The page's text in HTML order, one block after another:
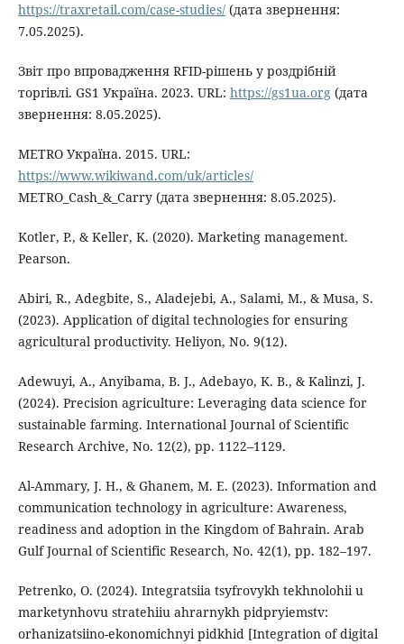
https://traxretail.com/case-studies/(дата звернення:
7.05.2025).
Звіт про впровадження RFID-рішень у роздрібній
торгівлі. GS1 Україна. 2023. URL: https://gs1ua.org(дата
звернення: 8.05.2025).
METRO Україна. 2015. URL:
https://www.wikiwand.com/uk/articles/
METRO_Cash_&_Carry (дата звернення: 8.05.2025).
Kotler, P., & Keller, K. (2020). Marketing management.
Pearson.
Abiri, R., Adegbite, S., Aladejebi, A., Salami, M., & Musa, S.
(2023). Application of digital technologies for ensuring
agricultural productivity. Heliyon, No. 9(12).
Adewuyi, A., Anyibama, B. J., Adebayo, K. B., & Kalinzi, J.
(2024). Precision agriculture: Leveraging data science for
sustainable farming. International Journal of Scientific
Research Archive, No. 12(2), pp. 1122–1129.
Al-Ammary, J. H., & Ghanem, M. E. (2023). Information and
communication technology in agriculture: Awareness,
readiness and adoption in the Kingdom of Bahrain. Arab
Gulf Journal of Scientific Research, No. 42(1), pp. 182–197.
Petrenko, O. (2024). Integratsiia tsyfrovykh tekhnolohii u
marketynhovu stratehiiu ahrarnykh pidpryiemstv:
orhanizatsiino-ekonomichnyi pidkhid [Integration of digital